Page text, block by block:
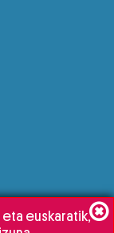
euskaratik,